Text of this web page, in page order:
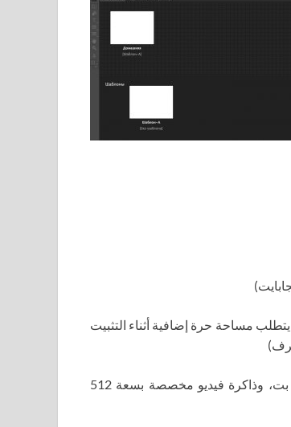
على الأقل للتثبيت؛ يتطلب مساحة حرة إضافية أثناء التثبيت
شاشة بدقة 1024 × 768 (يوصى بـ 1280 × 800)، ودعم ألوان 16 بت، وذاكرة فيديو مخصصة بسعة 512